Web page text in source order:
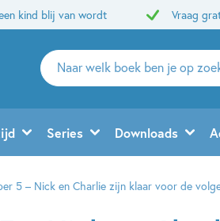
kind blij van wordt Vraag
Zoeken
naar
en
uitgevers
Series Downloads
5 – Nick en Charlie zijn klaar voor de